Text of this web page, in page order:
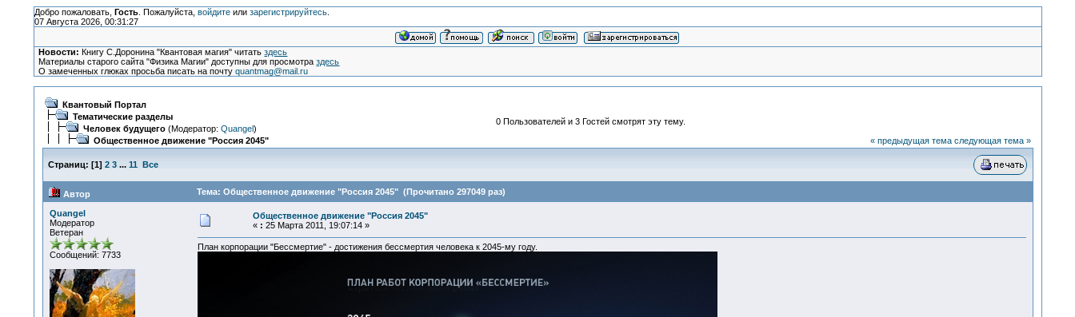
Добро пожаловать, Гость. Пожалуйста, войдитеили зарегистрируйтесь.
07 Августа 2026, 00:31:27
Новости: Книгу С.Доронина "Квантовая магия" читатьздесь
Материалы старого сайта "Физика Магии" доступны для просмотраздесь
О замеченных глюках просьба писать на почтуquantmag@mail.ru
Квантовый Портал
Тематические разделы
Человек будущего(Модератор: Quangel)
Общественное движение "Россия 2045"
0 Пользователей и 3 Гостей смотрят эту тему.
« предыдущая тема следующая тема »
Страниц: [1] 2 3 ... 11 Все
Автор Тема: Общественное движение "Россия 2045" (Прочитано 297049 раз)
Quangel
Модератор
Ветеран
Сообщений: 7733
Общественное движение "Россия 2045"
« : 25 Марта 2011, 19:07:14 »
План корпорации "Бессмертие" - достижения бессмертия человека к 2045-му году.